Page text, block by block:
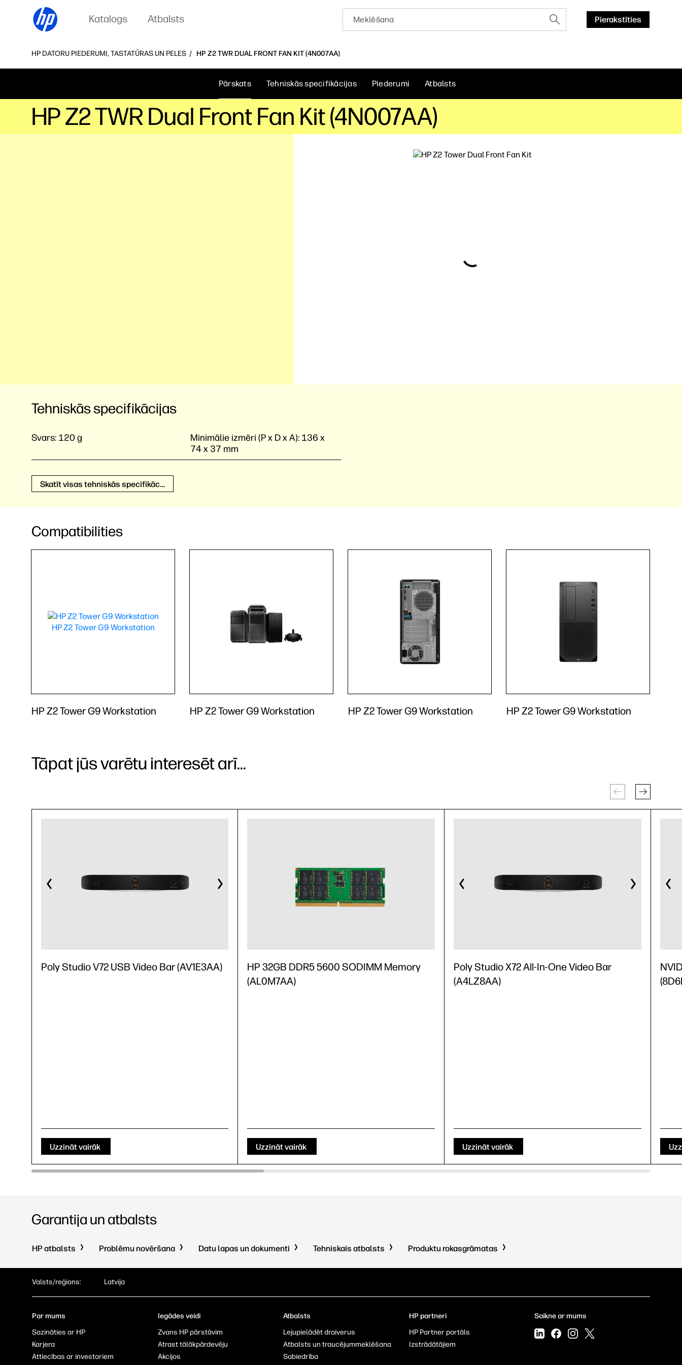
Katalogs Atbalsts Pierakstīties
HP DATORU PIEDERUMI, TASTATŪRAS UN PELES HP Z2 TWR DUAL FRONT FAN KIT (4N007AA)
Pārskats Tehniskās specifikācijas Piederumi Atbalsts
HP Z2 TWR Dual Front Fan Kit (4N007AA)
Tehniskās specifikācijas
Svars: 120 g Minimālie izmēri (P x D x A): 136 x
74 x 37 mm
Skatīt visas tehniskās specifikācijas
Compatibilities
HP Z2 Tower G9 Workstation HP Z2 Tower G9 Workstation HP Z2 Tower G9 Workstation HP Z2 Tower G9 Workstation
Tāpat jūs varētu interesēt arī...
Poly Studio V72 USB Video Bar (AV1E3AA)
Uzzināt vairāk
HP 32GB DDR5 5600 SODIMM Memory
(AL0M7AA)
Uzzināt vairāk
Poly Studio X72 All-In-One Video Bar
(A4LZ8AA)
Uzzināt vairāk
Garantija un atbalsts
HP atbalsts Problēmu novēršana Datu lapas un dokumenti Tehniskais atbalsts Produktu rokasgrāmatas
Valsts/reģions: Latvija
Par mums
Sazināties ar HP
Karjera
Attiecības ar investoriem
Iegādes veidi
Zvans HP pārstāvim
Atrast tālākpārdevēju
Akcijos
Atbalsts
Lejupielādēt draiverus
Atbalsts un traucējummeklēšana
Sabiedrība
HP partneri
HP Partner portāls
Izstrādātājiem
Saikne ar mums